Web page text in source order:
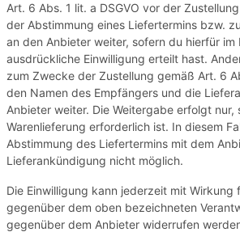
Art. 6 Abs. 1 lit. a DSGVO vor der
der Abstimmung eines Liefertermins bzw.
an den Anbieter weiter, sofern du hierfür im
ausdrückliche Einwilligung erteilt hast.
zum Zwecke der Zustellung gemäß Art. 6
den Namen des Empfängers und die
Anbieter weiter. Die Weitergabe erfolgt nur,
Warenlieferung erforderlich ist. In diesem
Abstimmung des Liefertermins mit dem
Lieferankündigung nicht möglich.
Die Einwilligung kann jederzeit mit Wirkung
gegenüber dem oben bezeichneten
gegenüber dem Anbieter widerrufen